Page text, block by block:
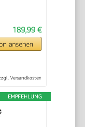
189,99 €
ansehen
Versandkosten
EMPFEHLUNG